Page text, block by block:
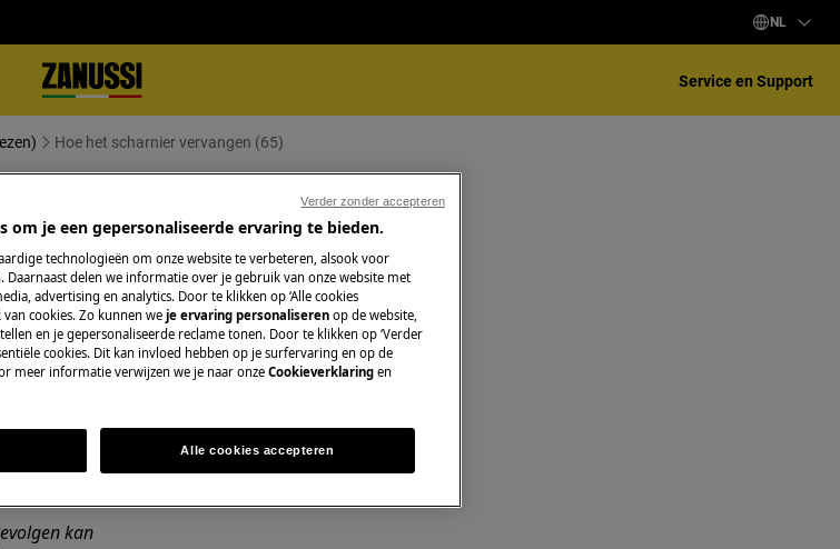
NL
Service en Support
Hoe het scharnier vervangen (65)
met
zijn twee
kan
om je een gepersonaliseerde ervaring te bieden.
technologieën om onze website te verbeteren, alsook voor
delen we informatie over je gebruik van onze website met
advertising en analytics. Door te klikken op ‘Alle cookies
cookies. Zo kunnen weje ervaring personaliseren op de website,
en je gepersonaliseerde reclame tonen. Door te klikken op ‘Verder
cookies. Dit kan invloed hebben op je surfervaring en op de
meer informatie verwijzen we je naar onze Cookieverklaring en
Alle cookies accepteren
Verder zonder accepteren